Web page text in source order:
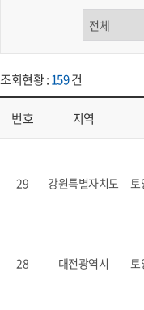
조회현황 :159건
번호 지역
29 강원특별자치도 토
28 대전광역시 토